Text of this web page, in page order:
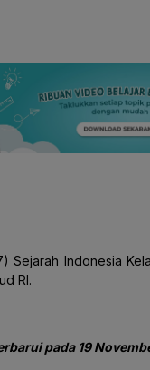
Sejarah Indonesia
RI.
pada 19